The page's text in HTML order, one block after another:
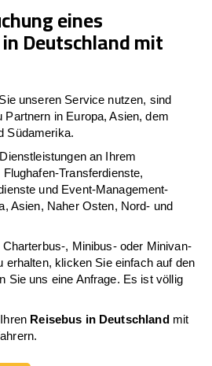
eines
Deutschland mit
unseren Service nutzen, sind
Partnern in Europa, Asien, dem
Südamerika.
an Ihrem
Transferdienste,
und Event-Management-
Asien, Naher Osten, Nord- und
, Minibus- oder Minivan-
erhalten, klicken Sie einfach auf den
Sie uns eine Anfrage. Es ist völlig
Reisebus in Deutschland mit